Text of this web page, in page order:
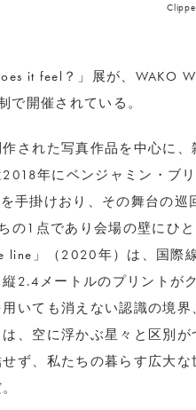
it feel？」展が、WAKO
で開催されている。
された写真作品を中心に、
年にベンジャミン・ブ
手掛けおり、その舞台の巡
の1点であり会場の壁にひ
line」（2020年）は、国際
2.4メートルのプリントが
いても消えない認識の境界
、空に浮かぶ星々と区別が
ず、私たちの暮らす広大な